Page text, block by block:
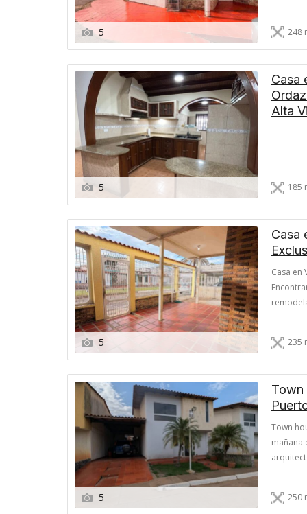
5
248
5
Casa
Alta
185
5
Casa
Casa en
235
5
Town
Town
mañana
250